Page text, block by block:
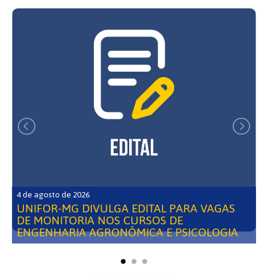
4 de agosto de 2026
UNIFOR-MG DIVULGA EDITAL PARA VAGAS
DE MONITORIA NOS CURSOS DE
ENGENHARIA AGRONÔMICA E PSICOLOGIA